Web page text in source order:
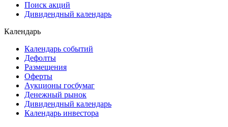
Поиск акций
Дивидендный календарь
Календарь
Календарь событий
Дефолты
Размещения
Оферты
Аукционы госбумаг
Денежный рынок
Дивидендный календарь
Календарь инвестора